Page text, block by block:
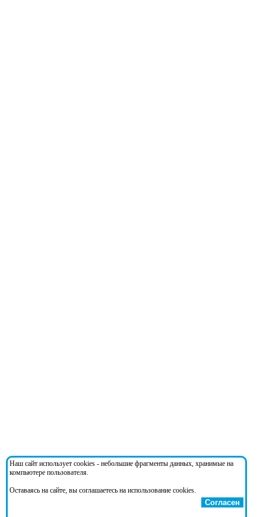
Наш сайт использует cookies - небольшие фрагменты данных, хранимые на
компьютере пользователя.
Оставаясь на сайте, вы соглашаетесь на использование cookies.
Согласен